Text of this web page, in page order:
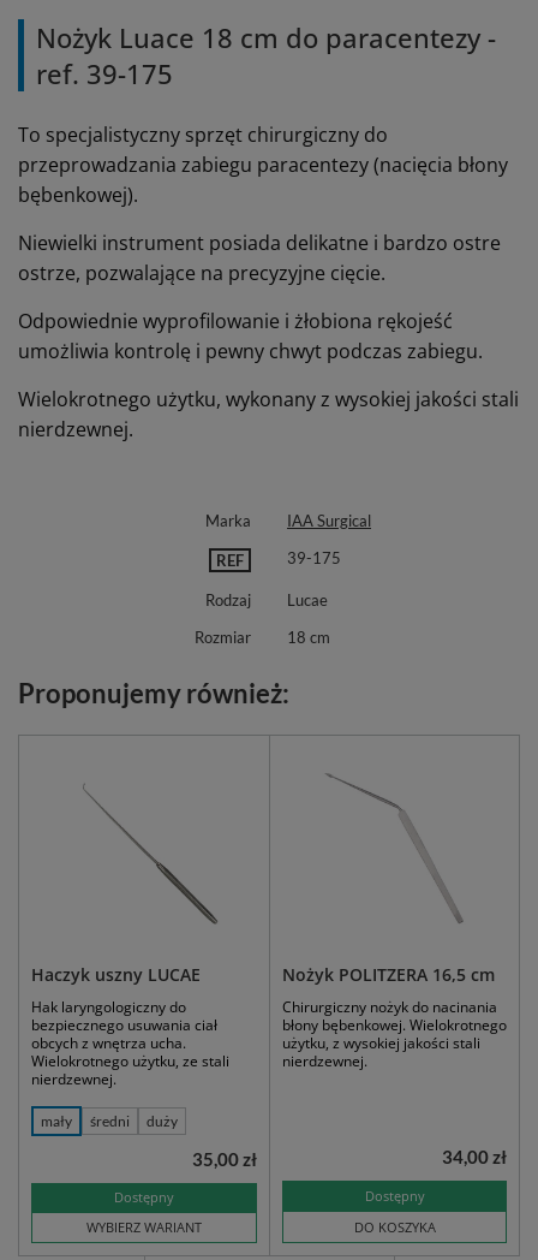
Nożyk Luace 18 cm do paracentezy -
ref. 39-175
To specjalistyczny sprzęt chirurgiczny do
przeprowadzania zabiegu paracentezy (nacięcia błony
bębenkowej).
Niewielki instrument posiada delikatne i bardzo ostre
ostrze, pozwalające na precyzyjne cięcie.
Odpowiednie wyprofilowanie i żłobiona rękojeść
umożliwia kontrolę i pewny chwyt podczas zabiegu.
Wielokrotnego użytku, wykonany z wysokiej jakości stali
nierdzewnej.
Marka IAA Surgical
REF 39-175
Rodzaj
Lucae
Rozmiar
18 cm
Proponujemy również:
Haczyk uszny LUCAE
Hak laryngologiczny do
bezpiecznego usuwania ciał
obcych z wnętrza ucha.
Wielokrotnego użytku, ze stali
nierdzewnej.
mały średni duży
Dostępny
WYBIERZ WARIANT
35,00 zł
Nożyk POLITZERA 16,5 cm
Chirurgiczny nożyk do nacinania
błony bębenkowej. Wielokrotnego
użytku, z wysokiej jakości stali
nierdzewnej.
Dostępny
DO KOSZYKA
34,00 zł